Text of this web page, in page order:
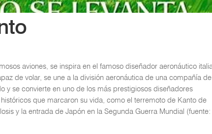
aviones, se inspira en el famoso diseñador aeronáutico
de volar, se une a la división aeronáutica de una compañía de
y se convierte en uno de los más prestigiosos diseñadores
que marcaron su vida, como el terremoto de Kanto de
y la entrada de Japón en la Segunda Guerra Mundial (fuente: